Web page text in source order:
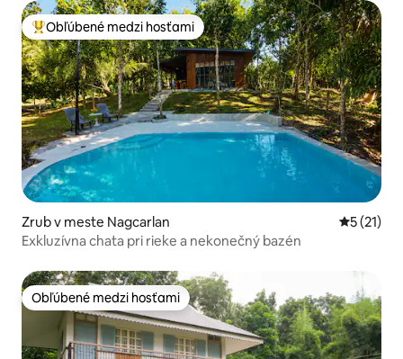
Najobľúbenejšie medzi hosťami
Obľúbené medzi hosťami
Zrub v meste Nagcarlan
5 (21)
Exkluzívna chata pri rieke a nekonečný bazén
Obľúbené medzi hosťami
Obľúbené medzi hosťami